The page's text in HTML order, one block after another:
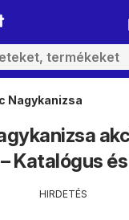
Nagykanizsa
Katalógus
HIRDETÉS